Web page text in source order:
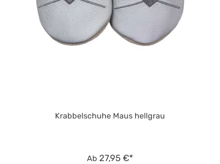
Krabbelschuhe Maus hellgrau
Ab 27,95 €*